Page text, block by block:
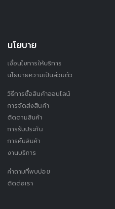
นโยบาย
เงื่อนไขการให้บริการ
นโยบายความเป็นส่วนตัว
วิธีการซื้อสินค้าออนไลน์
การจัดส่งสินค้า
ติดตามสินค้า
การรับประกัน
การคืนสินค้า
งานบริการ
คำถามที่พบบ่อย
ติดต่อเรา